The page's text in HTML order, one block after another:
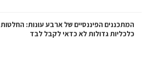
המתכננים הפיננסיים של ארבע עונות: החלטות
כלכליות גדולות לא כדאי לקבל לבד